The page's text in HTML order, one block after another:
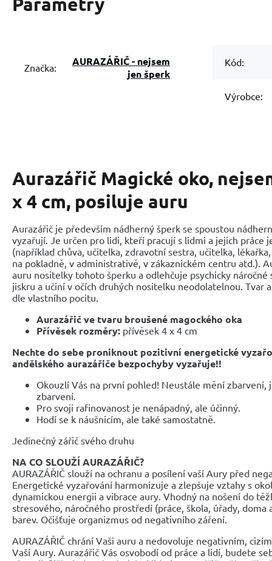
Značka:
AURAZÁŘIČ - nejsem
jen šperk
Kód:
Výrobce:
Aurazářič Magické oko,
x 4 cm, posiluje auru
Aurazářič je především nádherný šperk se spoustou
vyzařují. Je určen pro lidi, kteří pracují s lidmi a jejich práce
(například chůva, učitelka, zdravotní sestra, učitelka,
na pokladně, v administrativě, v zákaznickém centru atd.).
auru nositelky tohoto šperku a odlehčuje psychicky náročné
jiskru a učiní v očích druhých nositelku neodolatelnou. Tvar
dle vlastního pocitu.
Aurazářič ve tvaru broušené magockého oka
Přívěsek rozměry: přívěsek 4 x 4 cm
Nechte do sebe proniknout pozitivní energetické
andělského aurazářiče bezpochyby vyzařuje!!
Okouzlí Vás na první pohled! Neustále mění zbarvení,
zbarvení.
Pro svoji rafinovanost je nenápadný, ale účinný.
Hodí se k náušnicím, ale také samostatně.
Jedinečný zářič svého druhu
NA CO SLOUŽÍ AURAZÁŘIČ?
AURAZÁŘIČ slouží na ochranu a posílení vaší Aury před
Energetické vyzařování harmonizuje a zlepšuje vztahy s
dynamickou energii a vibrace aury. Vhodný na nošení do
stresového, náročného prostředí (práce, škola, úřady,
barev. Očišťuje organizmus od negativního záření.
AURAZÁŘIČ chrání Vaši auru a nedovoluje negativním,
Vaší Aury. Aurazářič Vás osvobodí od práce a lidí, budete